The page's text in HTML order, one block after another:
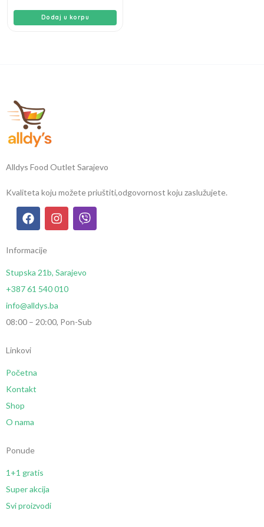
Dodaj u korpu
Alldys Food Outlet Sarajevo
Kvaliteta koju možete priuštiti,odgovornost koju zaslužujete.
Informacije
Stupska 21b, Sarajevo
+387 61 540 010
info@alldys.ba
08:00 – 20:00, Pon-Sub
Linkovi
Početna
Kontakt
Shop
O nama
Ponude
1+1 gratis
Super akcija
Svi proizvodi